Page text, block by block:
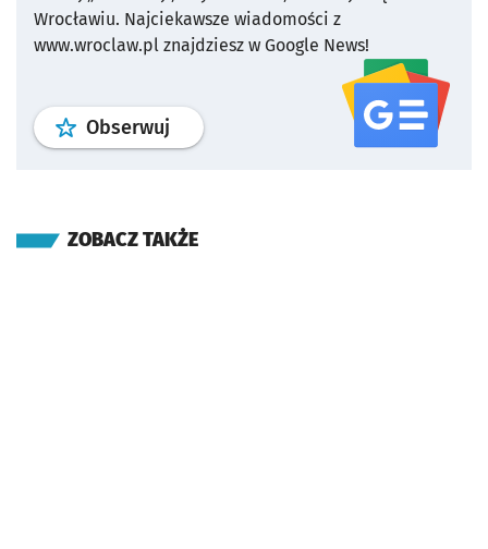
Wrocławiu. Najciekawsze wiadomości z
www.wroclaw.pl znajdziesz w Google News!
Obserwuj profil serwisu
ZOBACZ TAKŻE